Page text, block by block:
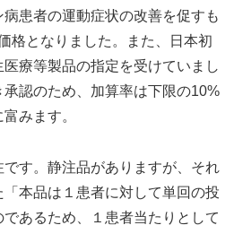
患者の運動症状の改善を促すも
格となりました。また、日本初
療等製品の指定を受けていまし
認のため、加算率は下限の10%
みます。
す。静注品がありますが、それ
本品は１患者に対して単回の投
あるため、１患者当たりとして